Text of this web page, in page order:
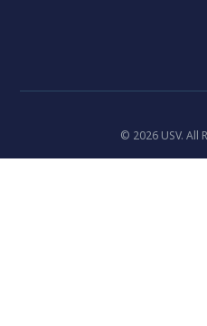
© 2026 USV. All